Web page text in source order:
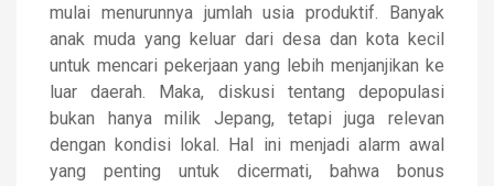
mulai menurunnya jumlah usia produktif. Banyak
anak muda yang keluar dari desa dan kota kecil
untuk mencari pekerjaan yang lebih menjanjikan ke
luar daerah. Maka, diskusi tentang depopulasi
bukan hanya milik Jepang, tetapi juga relevan
dengan kondisi lokal. Hal ini menjadi alarm awal
yang penting untuk dicermati, bahwa bonus